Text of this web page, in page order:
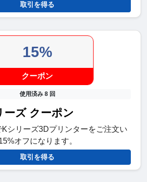
取引を得る
15%
クーポン
使用済み 8 回
ーズ クーポン
シリーズ3Dプリンターをご注文い
オフになります。
取引を得る